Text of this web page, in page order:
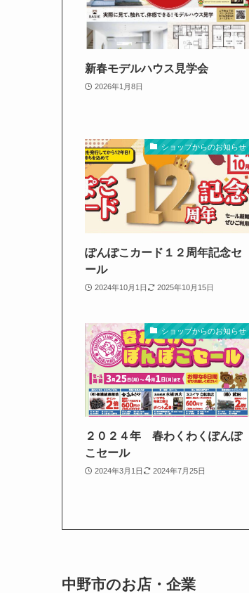
新春モデルハウス見学会
2026年1月8日
ショップからのお知らせ
ぽんぽこカード１２周年記念セ
ール
2024年10月1日 2025年10月15日
ショップからのお知らせ
２０２４年 春わくわくぽんぽ
こセール
2024年3月1日 2024年7月25日
中野市のお店・企業